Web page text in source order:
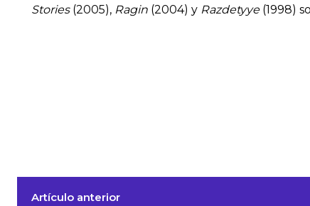
Stories (2005), Ragin (2004) y Razdetyye(1998)
Artículo anterior